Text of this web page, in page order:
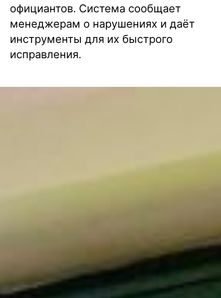
официантов. Система сообщает
менеджерам о нарушениях и даёт
инструменты для их быстрого
исправления.